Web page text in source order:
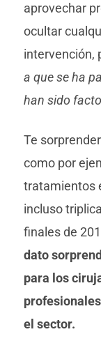
aprovechar
ocultar
intervención,
a que se ha
han sido
Te
como por
tratamientos
incluso
finales de
dato
para los
el sector.